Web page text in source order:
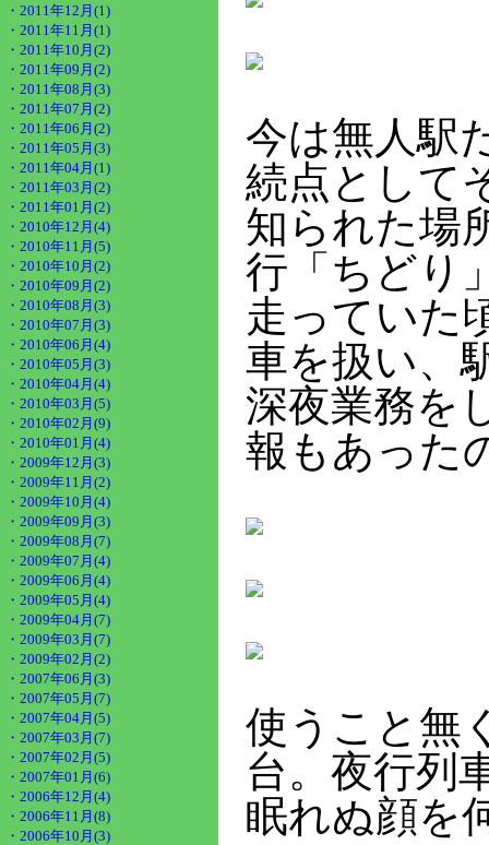
・2011年12月(1)
・2011年11月(1)
・2011年10月(2)
・2011年09月(2)
・2011年08月(3)
・2011年07月(2)
・2011年06月(2)
・2011年05月(3)
・2011年04月(1)
・2011年03月(2)
・2011年01月(2)
・2010年12月(4)
・2010年11月(5)
・2010年10月(2)
・2010年09月(2)
・2010年08月(3)
・2010年07月(3)
・2010年06月(4)
・2010年05月(3)
・2010年04月(4)
・2010年03月(5)
・2010年02月(9)
・2010年01月(4)
・2009年12月(3)
・2009年11月(2)
・2009年10月(4)
・2009年09月(3)
・2009年08月(7)
・2009年07月(4)
・2009年06月(4)
・2009年05月(4)
・2009年04月(7)
・2009年03月(7)
・2009年02月(2)
・2007年06月(3)
・2007年05月(7)
・2007年04月(5)
・2007年03月(7)
・2007年02月(5)
・2007年01月(6)
・2006年12月(4)
・2006年11月(8)
・2006年10月(3)
今は無人駅
続点として
知られた場
行「ちどり
走っていた
車を扱い、
深夜業務を
報もあった
使うこと無
台。夜行列
眠れぬ顔を